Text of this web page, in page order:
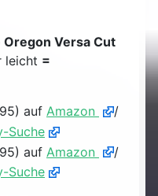
Versa Cut
leicht =
auf Amazon
/
Suche
auf Amazon
/
Suche